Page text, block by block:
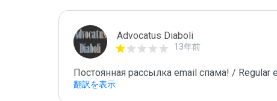
Advocatus Diaboli
13年前
Постоянная рассылка email спама! / Regular
翻訳を表示